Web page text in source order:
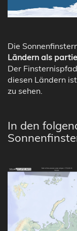
Die
Ländern als
Der
diesen Ländern
zu sehen.
In den